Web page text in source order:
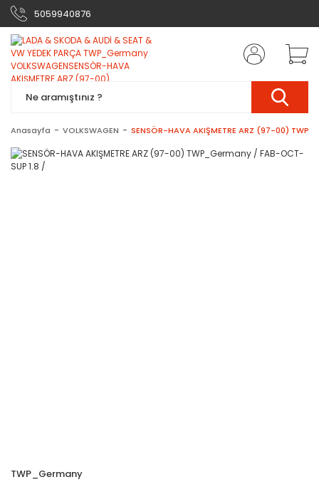
5059940876
Anasayfa VOLKSWAGEN SENSÖR-HAVA AKIŞMETRE ARZ (97-00)
TWP_Germany